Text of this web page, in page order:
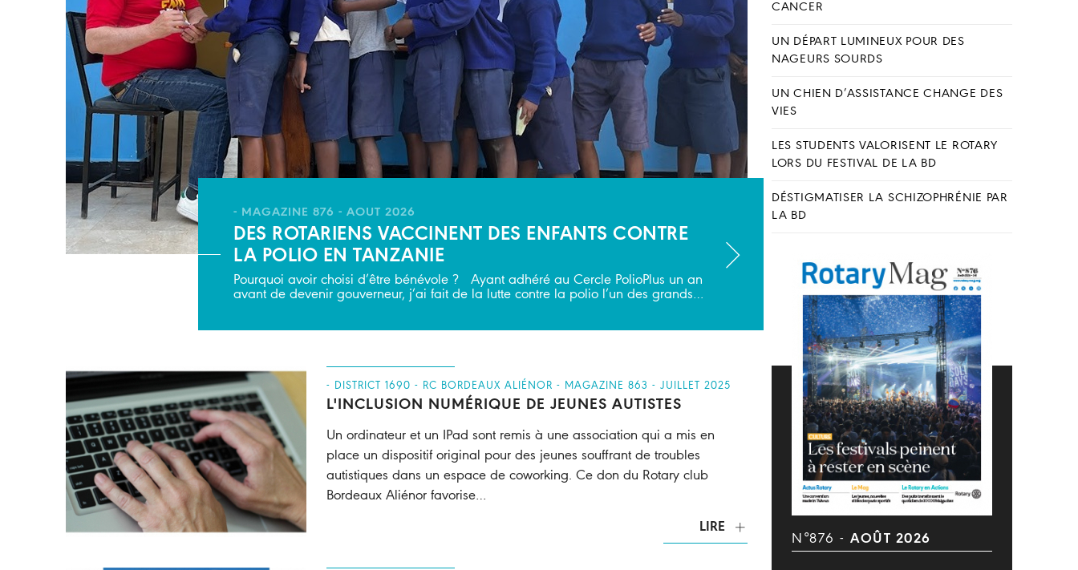
- MAGAZINE 876 - AOUT 2026
DES ROTARIENS VACCINENT DES ENFANTS CONTRE
LA POLIO EN TANZANIE
Pourquoi avoir choisi d’être bénévole ? Ayant adhéré au Cercle PolioPlus un an
avant de devenir gouverneur, j’ai fait de la lutte contre la polio l’un des grands…
- DISTRICT 1690 - RC BORDEAUX ALIÉNOR - MAGAZINE 863 - JUILLET 2025
L'INCLUSION NUMÉRIQUE DE JEUNES AUTISTES
Un ordinateur et un IPad sont remis à une association qui a mis en
place un dispositif original pour des jeunes souffrant de troubles
autistiques dans un espace de coworking. Ce don du Rotary club
Bordeaux Aliénor favorise…
LIRE
CANCER
UN DÉPART LUMINEUX POUR DES
NAGEURS SOURDS
UN CHIEN D’ASSISTANCE CHANGE DES
VIES
LES STUDENTS VALORISENT LE ROTARY
LORS DU FESTIVAL DE LA BD
DÉSTIGMATISER LA SCHIZOPHRÉNIE PAR
LA BD
N°876 - AOÛT 2026